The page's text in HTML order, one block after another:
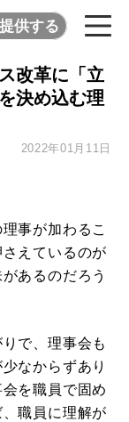
供する
改革に「立
決め込む理
2022年01月11日
事が加わるこ
えているのが
あるのだろう
で、理事会も
なからずあり
を職員で固め
職員に理解が